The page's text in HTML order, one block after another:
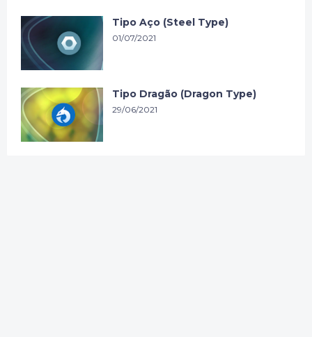
Tipo Aço (Steel Type)
01/07/2021
Tipo Dragão (Dragon Type)
29/06/2021